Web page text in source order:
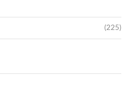
(225)